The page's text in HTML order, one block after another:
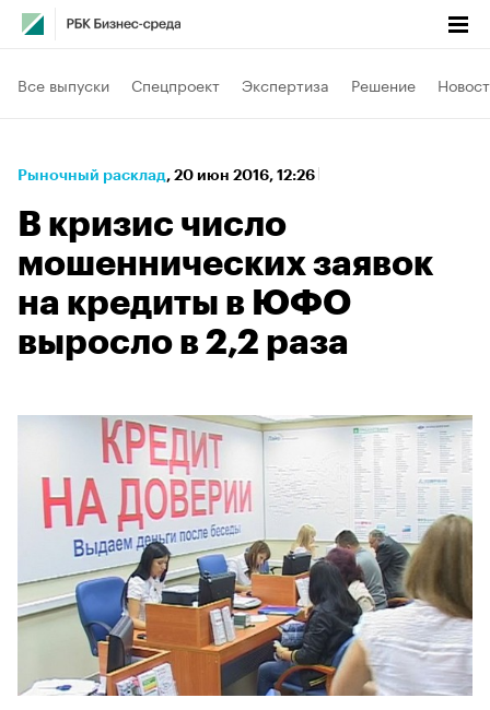
Все выпуски Спецпроект Экспертиза Решение
Рыночный расклад⁠, 20 июн 2016, 12:26
В кризис число
мошеннических заявок
на кредиты в ЮФО
выросло в 2,2 раза